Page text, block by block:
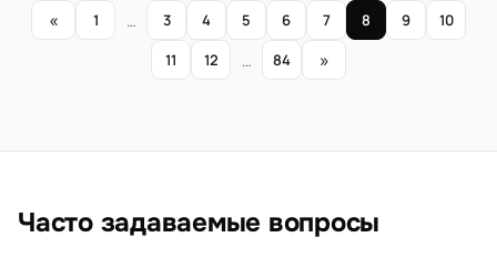
« 1 … 3 4 5 6 7 8 9
10
11
12 … 84 »
Часто задаваемые вопросы